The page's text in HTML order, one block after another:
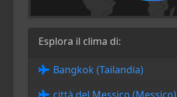
Esplora il clima di:
Bangkok (Tailandia)